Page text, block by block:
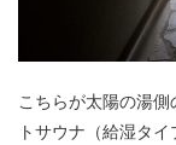
こちらが太陽の湯
トサウナ（給湿タ